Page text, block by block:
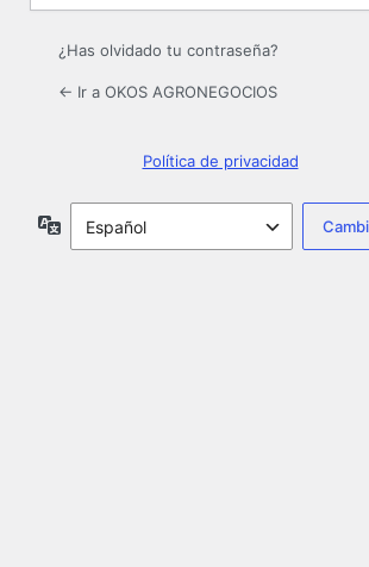
¿Has olvidado tu contraseña?
← Ir a OKOS AGRONEGOCIOS
Política de privacidad
Idioma